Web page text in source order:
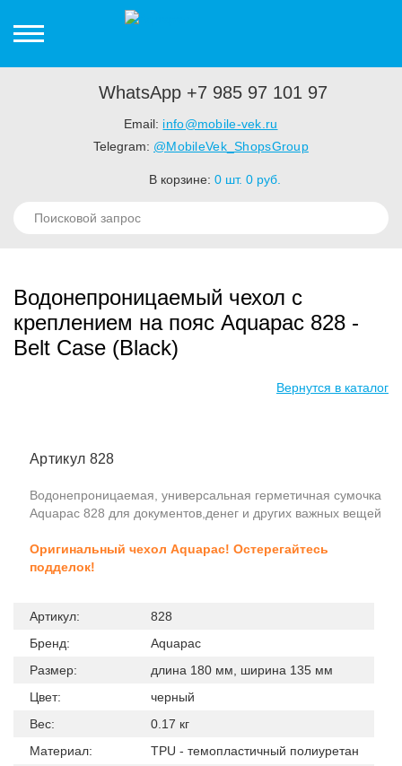
WhatsApp +7 985 97 101 97
Email: info@mobile-vek.ru
Telegram: @MobileVek_ShopsGroup
В корзине: 0шт. 0руб.
Водонепроницаемый чехол с
креплением на пояс Aquapac 828 -
Belt Case (Black)
Артикул 828
Вернутся в каталог
Водонепроницаемая, универсальная герметичная сумочка
Aquapac 828 для документов,денег и других важных вещей
Оригинальный чехол Aquapac! Остерегайтесь
подделок!
Артикул:
828
Бренд:
Aquapac
Размер:
длина 180 мм, ширина 135 мм
Цвет:
черный
Вес:
0.17 кг
Материал:
TPU - темопластичный полиуретан